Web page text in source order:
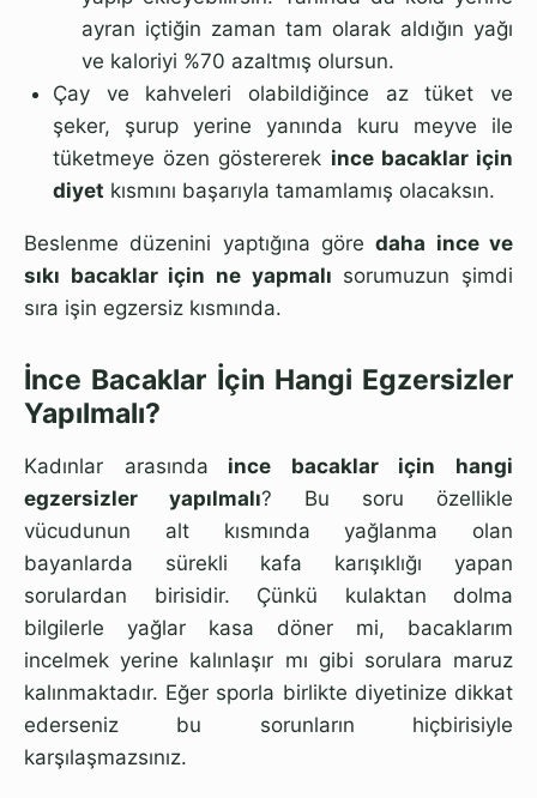
ayran içtiğin zaman tam olarak aldığın yağı
ve kaloriyi %70 azaltmış olursun.
Çay ve kahveleri olabildiğince az tüket ve
şeker, şurup yerine yanında kuru meyve ile
tüketmeye özen göstererek ince bacaklar için
diyet kısmını başarıyla tamamlamış olacaksın.
Beslenme düzenini yaptığına göredaha ince ve
sıkı bacaklar için ne yapmalı sorumuzun şimdi
sıra işin egzersiz kısmında.
İnce Bacaklar İçin Hangi Egzersizler
Yapılmalı?
Kadınlar arasında ince bacaklar için hangi
egzersizler yapılmalı? Bu soru özellikle
vücudunun alt kısmında yağlanma olan
bayanlarda sürekli kafa karışıklığı yapan
sorulardan birisidir. Çünkü kulaktan dolma
bilgilerle yağlar kasa döner mi, bacaklarım
incelmek yerine kalınlaşır mı gibi sorulara maruz
kalınmaktadır. Eğer sporla birlikte diyetinize dikkat
ederseniz bu sorunların hiçbirisiyle
karşılaşmazsınız.